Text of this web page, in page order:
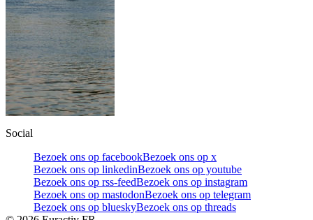
Social
Bezoek ons op facebookBezoek ons op x
Bezoek ons op linkedinBezoek ons op youtube
Bezoek ons op rss-feedBezoek ons op instagram
Bezoek ons op mastodonBezoek ons op telegram
Bezoek ons op blueskyBezoek ons op threads